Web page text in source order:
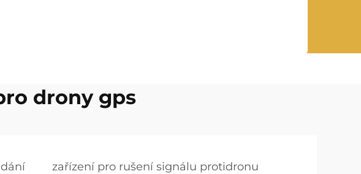
drony gps
zařízení pro rušení signálu protidronu